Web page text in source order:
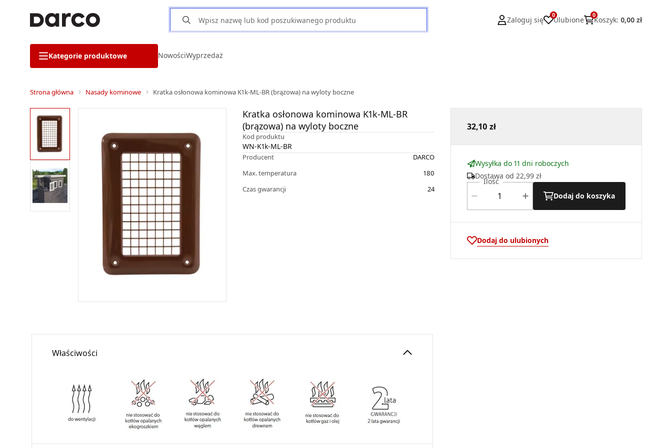
Zaloguj się
0
Ulubione
0
Koszyk: 0,00 zł
Kategorie produktowe NowościWyprzedaż
Strona główna Nasady kominowe Kratka osłonowa kominowa K1k-ML-BR (brązowa) na wyloty boczne
Kratka osłonowa kominowa K1k-ML-BR
(brązowa) na wyloty boczne
Kod produktu
WN-K1k-ML-BR
Producent
DARCO
Max. temperatura
180
Czas gwarancji
24
32,10 zł
Wysyłka do 11 dni roboczych
Dostawa od 22,99 zł
Ilość
Dodaj do koszyka
Dodaj do ulubionych
Właściwości